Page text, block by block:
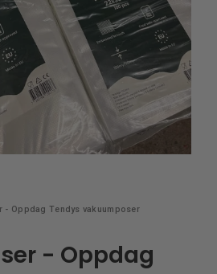
- Oppdag Tendys vakuumposer
- Oppdag